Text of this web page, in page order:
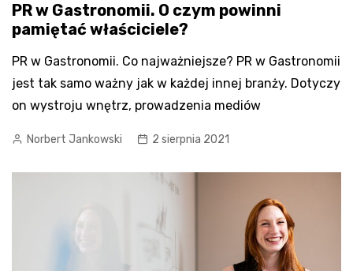
PR w Gastronomii. O czym powinni
pamiętać właściciele?
PR w Gastronomii. Co najważniejsze? PR w Gastronomii
jest tak samo ważny jak w każdej innej branży. Dotyczy
on wystroju wnętrz, prowadzenia mediów
Norbert Jankowski 2 sierpnia 2021